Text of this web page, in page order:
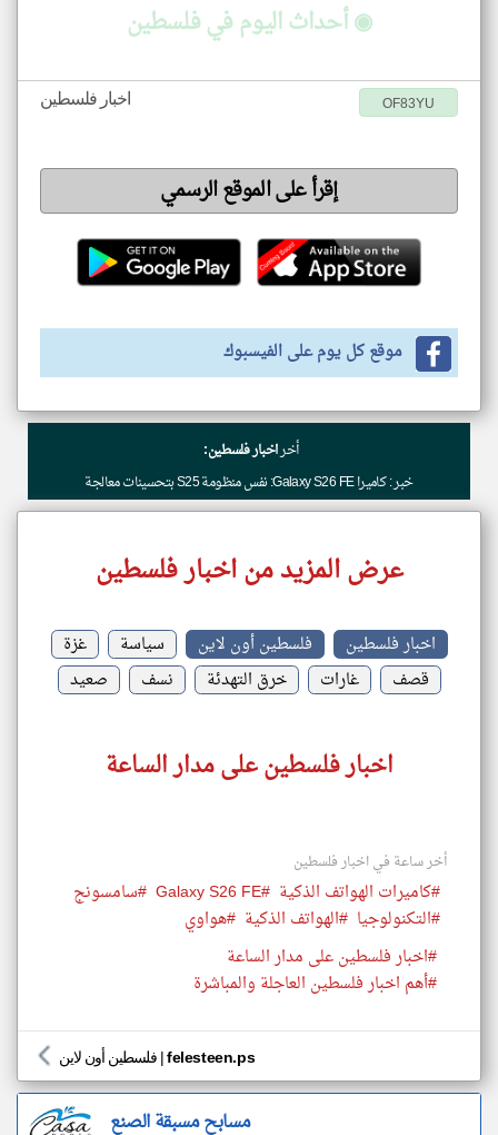
◉ أحداث اليوم في فلسطين
اخبار فلسطين OF83YU
إقرأ على الموقع الرسمي
موقع كل يوم على الفيسبوك
أخراخبار فلسطين:
خبر : كاميرا Galaxy S26 FE: نفس منظومة S25 بتحسينات معالجة
عرض المزيد من اخبار فلسطين
اخبار فلسطين فلسطين أون لاين سياسة
غزة
قصف
غارات خرق التهدئة نسف صعيد
اخبار فلسطين على مدار الساعة
أخر ساعة في اخبار فلسطين
#كاميرات الهواتف الذكية #Galaxy S26 FE
#سامسونج
#التكنولوجيا #الهواتف الذكية #هواوي
#اخبار فلسطين على مدار الساعة
#أهم اخبار فلسطين العاجلة والمباشرة
فلسطين أون لاين |felesteen.ps
مسابح مسبقة الصنع